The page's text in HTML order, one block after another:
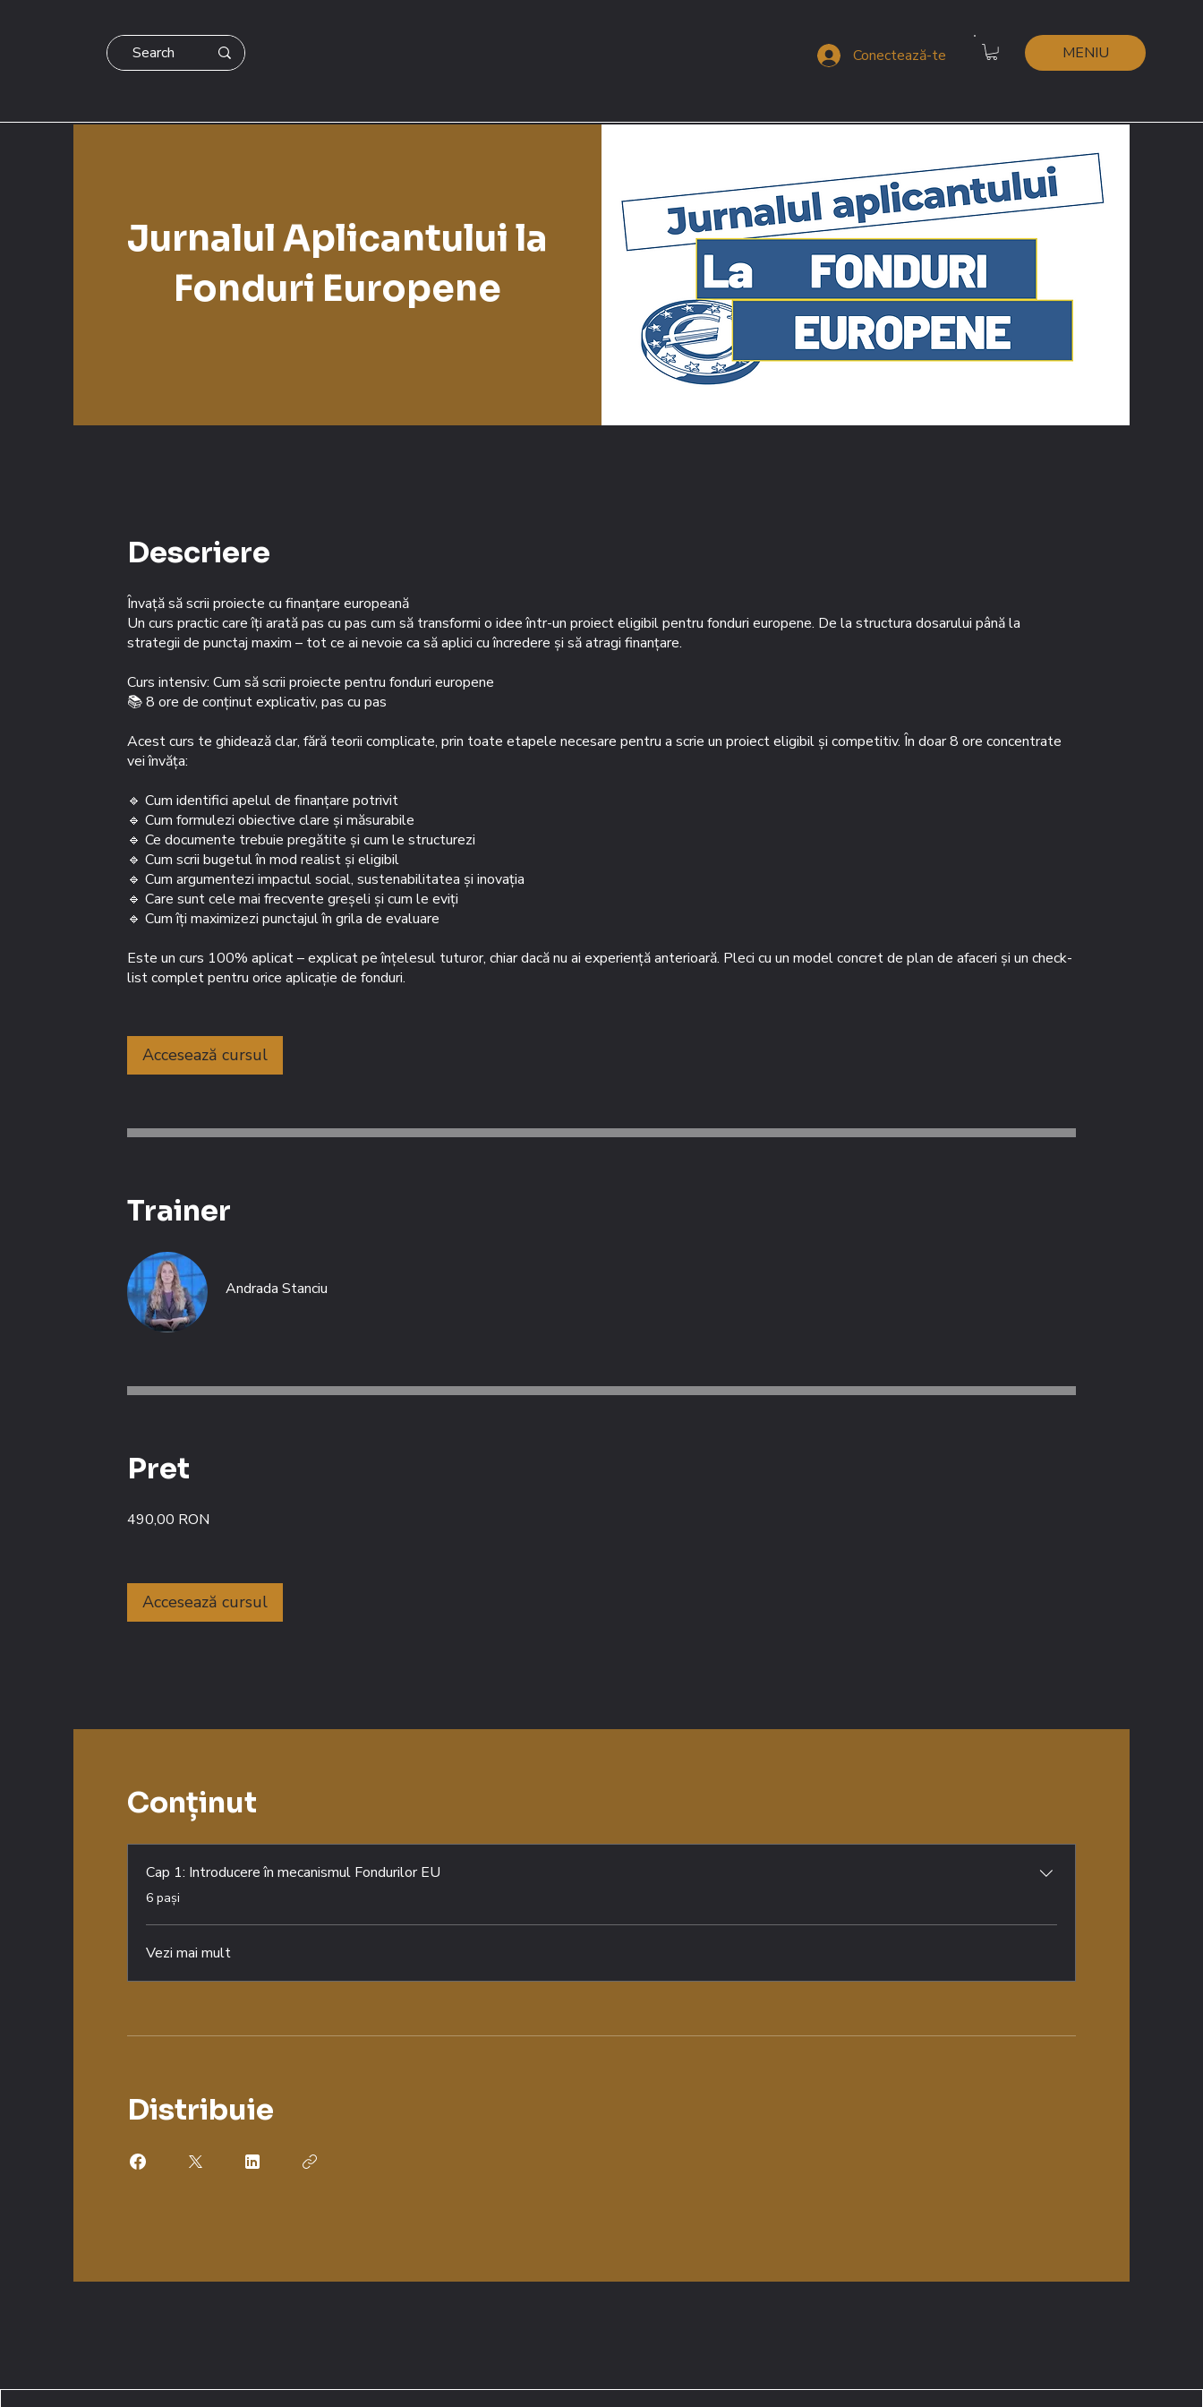
Conectează-te MENIU
Jurnalul Aplicantului la
Fonduri Europene
Descriere
Învață să scrii proiecte cu finanțare europeană
Un curs practic care îți arată pas cu pas cum să transformi o idee într-un proiect eligibil pentru fonduri europene. De la structura dosarului până la
strategii de punctaj maxim – tot ce ai nevoie ca să aplici cu încredere și să atragi finanțare.
Curs intensiv: Cum să scrii proiecte pentru fonduri europene
📚 8 ore de conținut explicativ, pas cu pas
Acest curs te ghidează clar, fără teorii complicate, prin toate etapele necesare pentru a scrie un proiect eligibil și competitiv. În doar 8 ore concentrate
vei învăța:
🔹 Cum identifici apelul de finanțare potrivit
🔹 Cum formulezi obiective clare și măsurabile
🔹 Ce documente trebuie pregătite și cum le structurezi
🔹 Cum scrii bugetul în mod realist și eligibil
🔹 Cum argumentezi impactul social, sustenabilitatea și inovația
🔹 Care sunt cele mai frecvente greșeli și cum le eviți
🔹 Cum îți maximizezi punctajul în grila de evaluare
Este un curs 100% aplicat – explicat pe înțelesul tuturor, chiar dacă nu ai experiență anterioară. Pleci cu un model concret de plan de afaceri și un check-
list complet pentru orice aplicație de fonduri.
Accesează cursul
Trainer
Andrada Stanciu
Pret
490,00 RON
Accesează cursul
Conținut
Cap 1: Introducere în mecanismul Fondurilor EU
.6 pași
Vezi mai mult
Distribuie